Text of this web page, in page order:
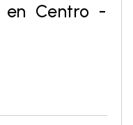
en Centro -